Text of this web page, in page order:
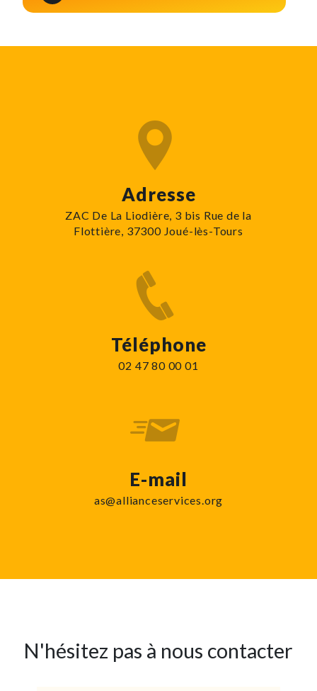
Adresse
ZAC De La Liodière, 3 bis Rue de la
Flottière, 37300 Joué-lès-Tours
Téléphone
02 47 80 00 01
E-mail
as@allianceservices.org
N'hésitez pas à nous contacter